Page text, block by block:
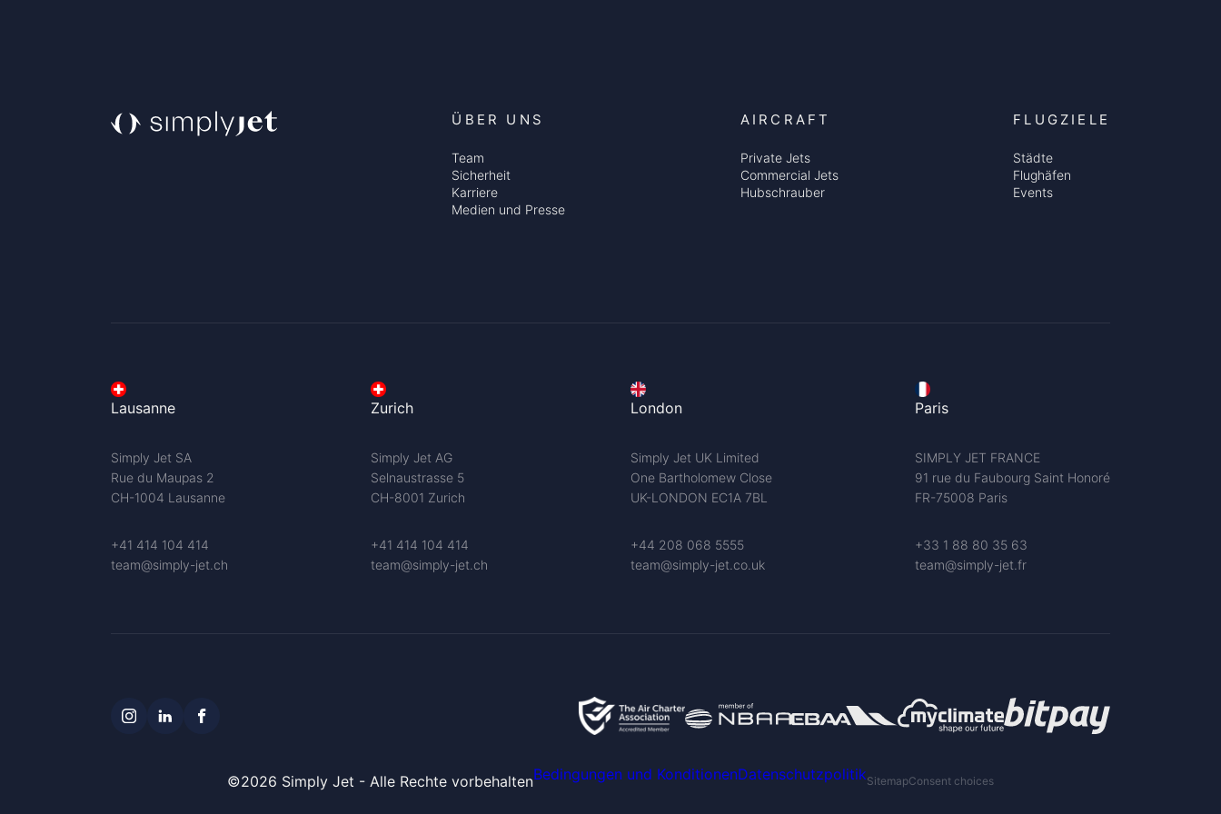
ÜBER UNS
Team
Sicherheit
Karriere
Medien und Presse
AIRCRAFT
Private Jets
Commercial Jets
Hubschrauber
FLUGZIELE
Städte
Flughäfen
Events
Lausanne
Simply Jet SA
Rue du Maupas 2
CH-1004 Lausanne
+41 414 104 414
team@simply-jet.ch
Zurich
Simply Jet AG
Selnaustrasse 5
CH-8001 Zurich
+41 414 104 414
team@simply-jet.ch
London
Simply Jet UK Limited
One Bartholomew Close
UK-LONDON EC1A 7BL
+44 208 068 5555
team@simply-jet.co.uk
Paris
SIMPLY JET FRANCE
91 rue du Faubourg Saint Honoré
FR-75008 Paris
+33 1 88 80 35 63
team@simply-jet.fr
©2026 Simply Jet - Alle Rechte vorbehaltenBedingungen und KonditionenDatenschutzpolitikSitemapConsent choices